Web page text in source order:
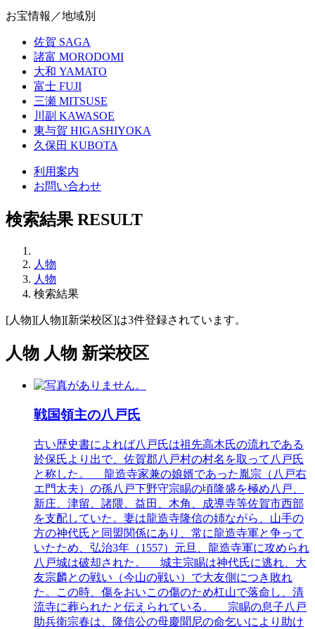
お宝情報／地域別
佐賀 SAGA
諸富 MORODOMI
大和 YAMATO
富士 FUJI
三瀬 MITSUSE
川副 KAWASOE
東与賀 HIGASHIYOKA
久保田 KUBOTA
利用案内
お問い合わせ
検索結果 RESULT
人物
人物
検索結果
[人物][人物][新栄校区]は3件登録されています。
人物 人物 新栄校区
戦国領主の八戸氏
古い歴史書によれば八戸氏は祖先高木氏の流れである
於保氏より出で、佐賀郡八戸村の村名を取って八戸氏
と称した。 龍造寺家兼の娘婿であった胤宗（八戸右
エ門太夫）の孫八戸下野守宗睗の頃隆盛を極め八戸、
新庄、津留、諸隈、益田、木角、成導寺等佐賀市西部
を支配していた。妻は龍造寺隆信の姉ながら、山手の
方の神代氏と同盟関係にあり、常に龍造寺軍と争って
いたため、弘治3年（1557）元旦、龍造寺軍に攻められ
八戸城は破却された。 城主宗睗は神代氏に逃れ、大
友宗麟との戦い（今山の戦い）で大友側につき敗れ
た。この時、傷をおいこの傷のため杠山で落命し、清
流寺に葬られたと伝えられている。 宗睗の息子八戸
助兵衛宗春は、隆信公の母慶聞尼の命乞いにより助け